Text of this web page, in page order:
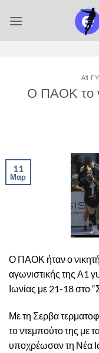
στο
Α1
Ο ΠΑΟΚ το
11
Μαρ
Ο ΠΑΟΚ ήταν ο
αγωνιστικής της Α1
Ιωνίας με 21-18 στο
Με τη Σερβα
το ντεμπούτο της με
υποχρέωσαν τη Νέα